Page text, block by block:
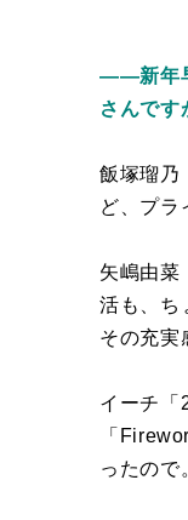
――新年
さんです
飯塚瑠乃
ど、プラ
矢嶋由菜
活も、ち
その充実
イーチ「
「
ったので